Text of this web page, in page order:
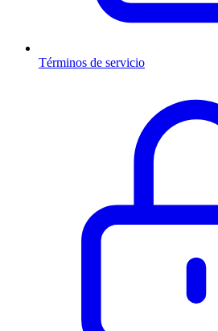
Términos de servicio